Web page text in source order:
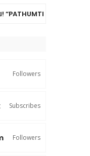
Creative Tourism
Followers
Subscribes
Followers